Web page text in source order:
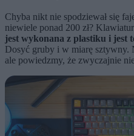
Chyba nikt nie spodziewał się
niewiele ponad 200 zł?
jest wykonana z plastiku i jest
Dosyć gruby i w miarę sztywny.
ale powiedzmy, że zwyczajnie